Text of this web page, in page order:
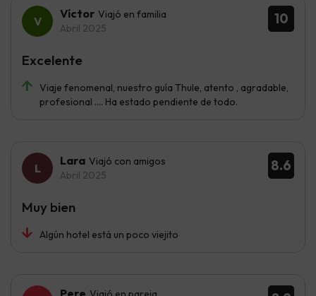
10
Víctor Viajó en familia
Abril 2025
Viaje fenomenal, nuestro guía Thule, atento , agradable,
profesional …. Ha estado pendiente de todo.
Excelente
8.6
Lara Viajó con amigos
Abril 2025
Algún hotel está un poco viejito
Muy bien
Pere